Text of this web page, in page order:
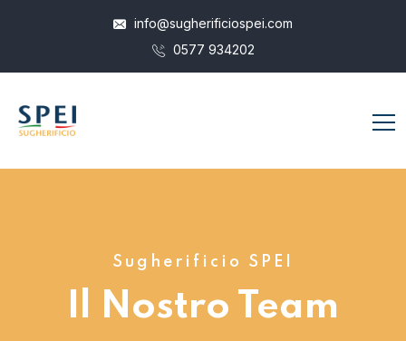
info@sugherificiospei.com
0577 934202
Sugherificio SPEI
Il Nostro Team